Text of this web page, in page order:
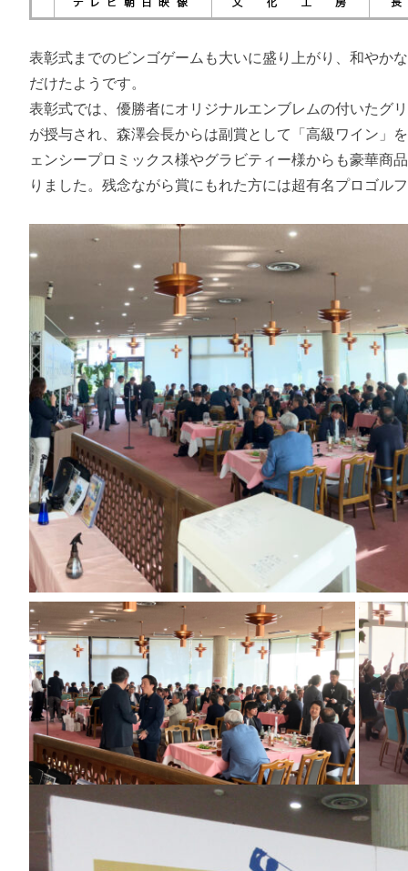
表彰式までのビンゴゲームも大いに盛り上がり、和やか
だけたようです。
表彰式では、優勝者にオリジナルエンブレムの付いたグ
が授与され、森澤会長からは副賞として「高級ワイン」
ェンシープロミックス様やグラビティー様からも豪華商
りました。残念ながら賞にもれた方には超有名プロゴル